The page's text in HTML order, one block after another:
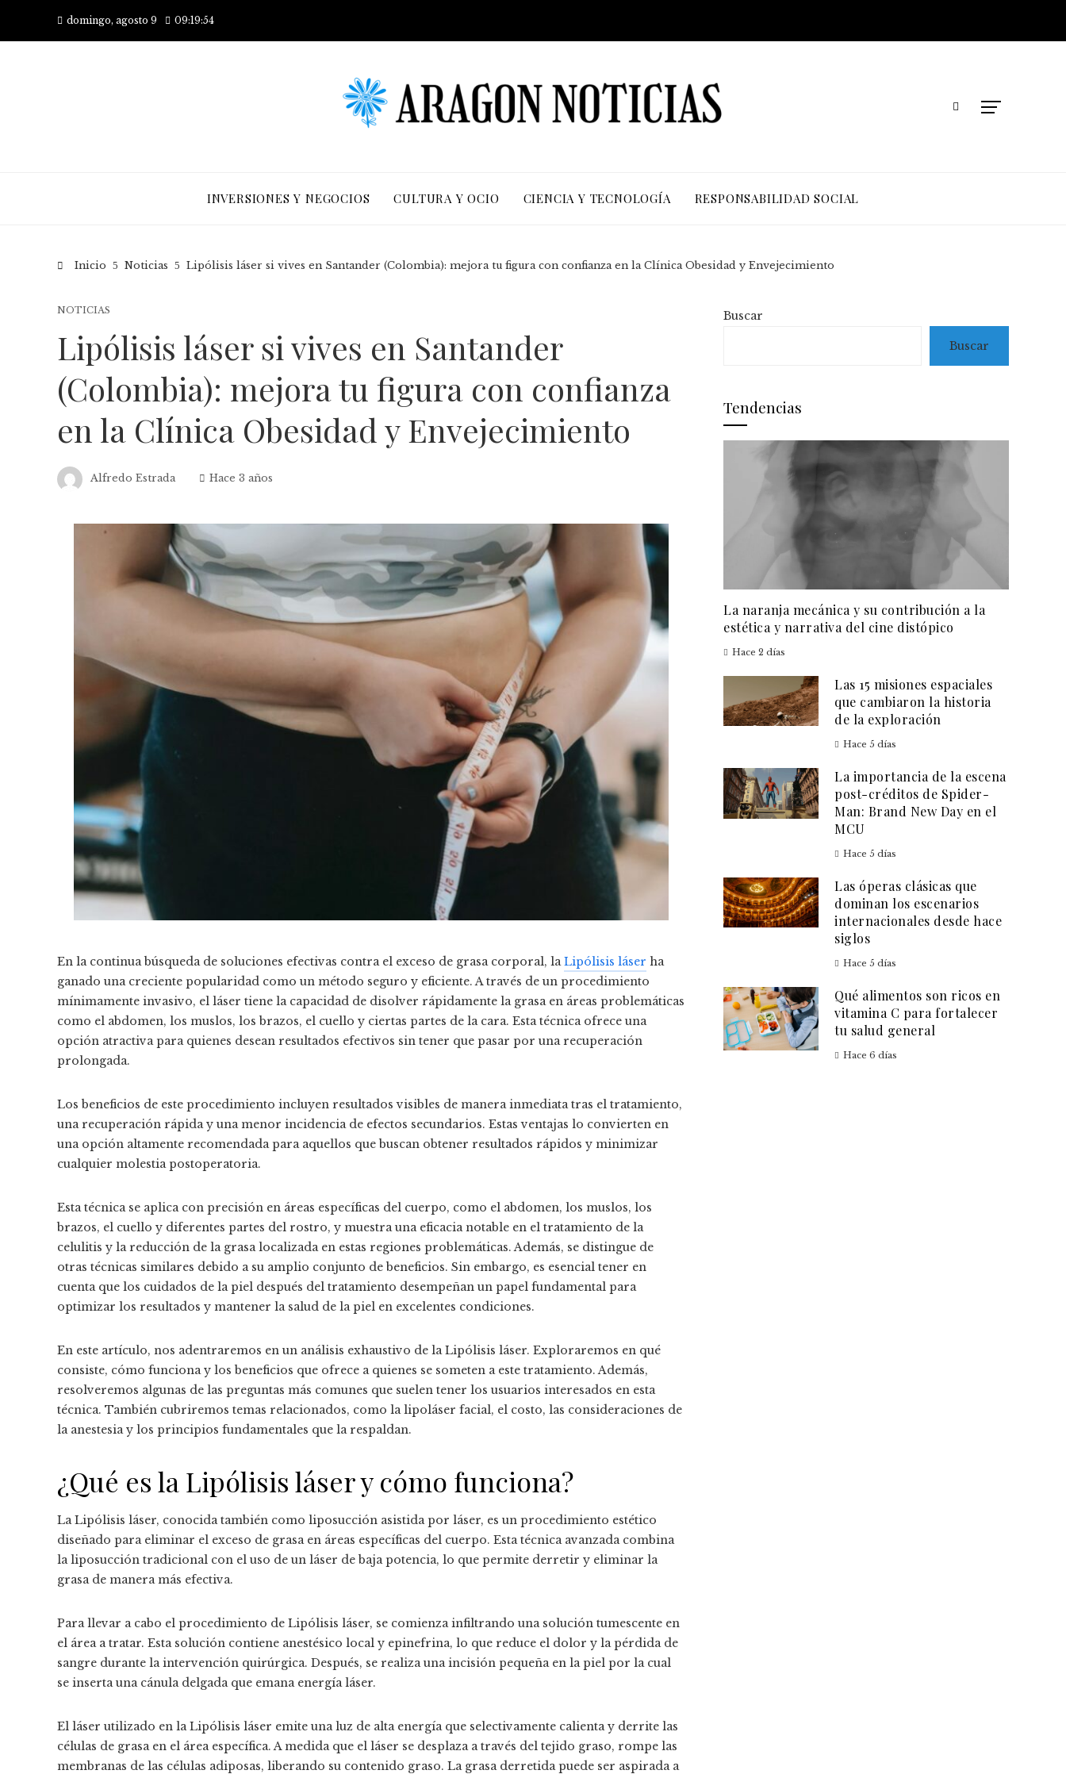
domingo, agosto 9 09:19:56
INVERSIONES Y NEGOCIOS CULTURA Y OCIO CIENCIA Y TECNOLOGÍA RESPONSABILIDAD SOCIAL
Inicio Noticias Lipólisis láser si vives en Santander (Colombia): mejora tu figura con confianza en la Clínica Obesidad y Envejecimiento
NOTICIAS
Lipólisis láser si vives en Santander
(Colombia): mejora tu figura con confianza
en la Clínica Obesidad y Envejecimiento
Alfredo Estrada Hace 3 años
En la continua búsqueda de soluciones efectivas contra el exceso de grasa corporal, laLipólisis láser ha
ganado una creciente popularidad como un método seguro y eficiente. A través de un procedimiento
mínimamente invasivo, el láser tiene la capacidad de disolver rápidamente la grasa en áreas problemáticas
como el abdomen, los muslos, los brazos, el cuello y ciertas partes de la cara. Esta técnica ofrece una
opción atractiva para quienes desean resultados efectivos sin tener que pasar por una recuperación
prolongada.
Los beneficios de este procedimiento incluyen resultados visibles de manera inmediata tras el tratamiento,
una recuperación rápida y una menor incidencia de efectos secundarios. Estas ventajas lo convierten en
una opción altamente recomendada para aquellos que buscan obtener resultados rápidos y minimizar
cualquier molestia postoperatoria.
Esta técnica se aplica con precisión en áreas específicas del cuerpo, como el abdomen, los muslos, los
brazos, el cuello y diferentes partes del rostro, y muestra una eficacia notable en el tratamiento de la
celulitis y la reducción de la grasa localizada en estas regiones problemáticas. Además, se distingue de
otras técnicas similares debido a su amplio conjunto de beneficios. Sin embargo, es esencial tener en
cuenta que los cuidados de la piel después del tratamiento desempeñan un papel fundamental para
optimizar los resultados y mantener la salud de la piel en excelentes condiciones.
En este artículo, nos adentraremos en un análisis exhaustivo de la Lipólisis láser. Exploraremos en qué
consiste, cómo funciona y los beneficios que ofrece a quienes se someten a este tratamiento. Además,
resolveremos algunas de las preguntas más comunes que suelen tener los usuarios interesados en esta
técnica. También cubriremos temas relacionados, como la lipoláser facial, el costo, las consideraciones de
la anestesia y los principios fundamentales que la respaldan.
¿Qué es la Lipólisis láser y cómo funciona?
La Lipólisis láser, conocida también como liposucción asistida por láser, es un procedimiento estético
diseñado para eliminar el exceso de grasa en áreas específicas del cuerpo. Esta técnica avanzada combina
la liposucción tradicional con el uso de un láser de baja potencia, lo que permite derretir y eliminar la
grasa de manera más efectiva.
Para llevar a cabo el procedimiento de Lipólisis láser, se comienza infiltrando una solución tumescente en
el área a tratar. Esta solución contiene anestésico local y epinefrina, lo que reduce el dolor y la pérdida de
sangre durante la intervención quirúrgica. Después, se realiza una incisión pequeña en la piel por la cual
se inserta una cánula delgada que emana energía láser.
El láser utilizado en la Lipólisis láser emite una luz de alta energía que selectivamente calienta y derrite las
células de grasa en el área específica. A medida que el láser se desplaza a través del tejido graso, rompe las
membranas de las células adiposas, liberando su contenido graso. La grasa derretida puede ser aspirada a
Buscar
Buscar
Tendencias
La naranja mecánica y su contribución a la
estética y narrativa del cine distópico
Hace 2 días
Las 15 misiones espaciales
que cambiaron la historia
de la exploración
Hace 5 días
La importancia de la escena
post-créditos de Spider-
Man: Brand New Day en el
MCU
Hace 5 días
Las óperas clásicas que
dominan los escenarios
internacionales desde hace
siglos
Hace 5 días
Qué alimentos son ricos en
vitamina C para fortalecer
tu salud general
Hace 6 días